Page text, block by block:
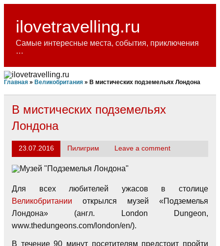
Skip
contentilovetravelling.ru
Самые интересные места, события, приключения
…
Главная » Великобритания » В мистических подземельях Лондона
В мистических подземельях
Лондона
23.07.2016 Пилигрим Leave a comment
Для всех любителей ужасов в столице
Великобритании открылся музей «Подземелья
Лондона» (англ. London Dungeon,
www.thedungeons.com/london/en/).
В течение 90 минут посетителям предстоит пройти